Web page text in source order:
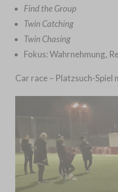
Find the Group
Twin Catching
Twin Chasing
Fokus: Wahrnehmung,
Car race – Platzsuch-Spiel